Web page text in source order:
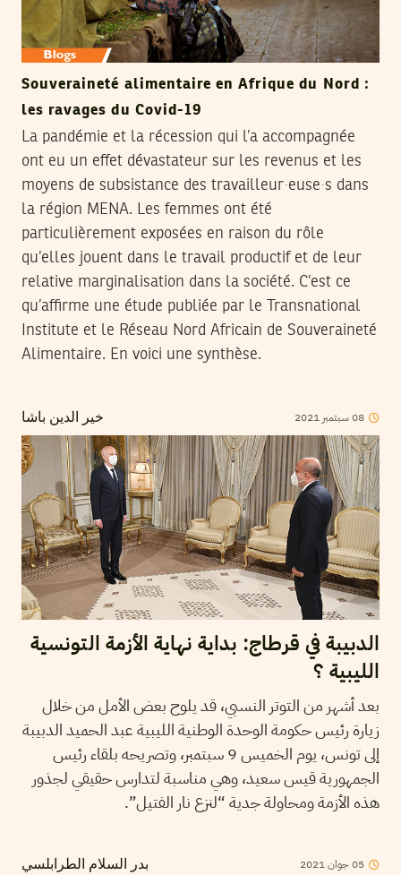
Souveraineté alimentaire en Afrique du Nord :
les ravages du Covid-19
La pandémie et la récession qui l’a accompagnée
ont eu un effet dévastateur sur les revenus et les
moyens de subsistance des travailleur∙euse∙s dans
la région MENA. Les femmes ont été
particulièrement exposées en raison du rôle
qu’elles jouent dans le travail productif et de leur
relative marginalisation dans la société. C’est ce
qu’affirme une étude publiée par le Transnational
Institute et le Réseau Nord Africain de Souveraineté
Alimentaire. En voici une synthèse.
خير الدين باشا 08سبتمبر 2021
الدبيبة في قرطاج: بداية نهاية الأزمة التونسية
الليبية ؟
بعد أشهر من التوتر النسبي، قد يلوح بعض الأمل من خلال
زيارة رئيس حكومة الوحدة الوطنية الليبية عبد الحميد الدبيبة
إلى تونس، يوم الخميس 9 سبتمبر، وتصريحه بلقاء رئيس
الجمهورية قيس سعيد، وهي مناسبة لتدارس حقيقي لجذور
هذه الأزمة ومحاولة جدية “لنزع نار الفتيل”.
بدر السلام الطرابلسي 05جوان2021